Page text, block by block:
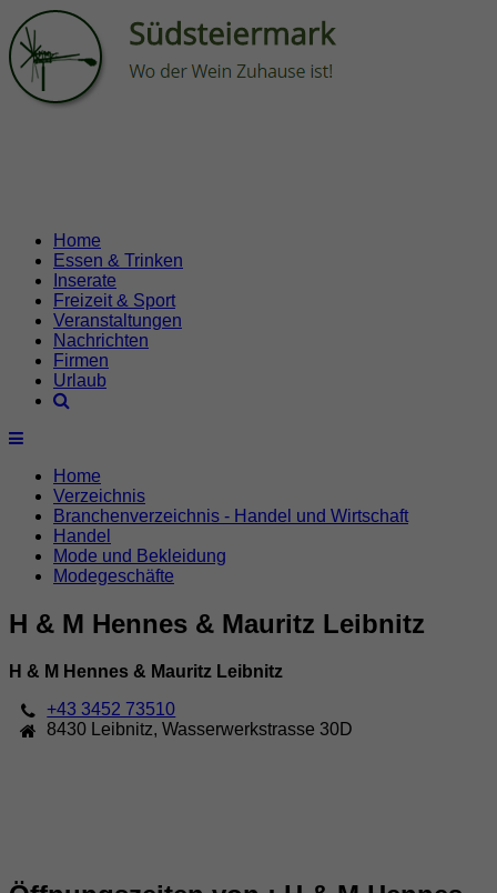
Home
Essen & Trinken
Inserate
Freizeit & Sport
Veranstaltungen
Nachrichten
Firmen
Urlaub
Home
Verzeichnis
Branchenverzeichnis - Handel und Wirtschaft
Handel
Mode und Bekleidung
Modegeschäfte
H & M Hennes & Mauritz Leibnitz
H & M Hennes & Mauritz Leibnitz
+43 3452 73510
8430
Leibnitz,Wasserwerkstrasse 30D